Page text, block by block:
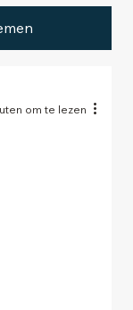
om te lezen